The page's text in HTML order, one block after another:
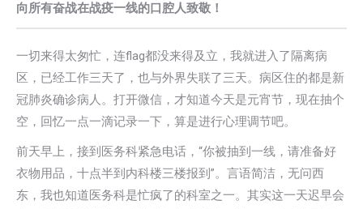
向所有奋战在战疫一线的口腔人致敬！
一切来得太匆忙，连flag都没来得及立，我就进入了隔离病
区，已经工作三天了，也与外界失联了三天。病区住的都是新
冠肺炎确诊病人。打开微信，才知道今天是元宵节，现在抽个
空，回忆一点一滴记录一下，算是进行心理调节吧。
前天早上，接到医务科紧急电话，“你被抽到一线，请准备好
衣物用品，十点半到内科楼三楼报到”。言语简洁，无问西
东，我也知道医务科是忙疯了的科室之一。其实这一天迟早会